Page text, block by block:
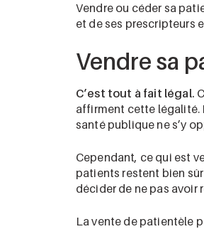
Vendre ou céder sa
et de ses prescripteurs
Vendre sa
C’est tout à fait légal.
affirment cette légalité.
santé publique ne s’y
Cependant, ce qui est
patients restent bien
décider de ne pas avoir
La vente de patientèle